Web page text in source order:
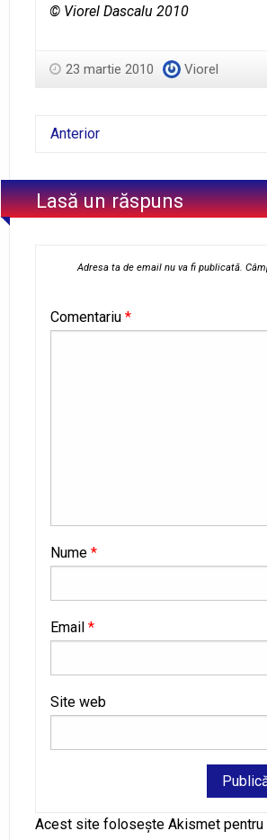
© Viorel Dascalu 2010
23 martie 2010 Viorel
Anterior
Lasă un răspuns
Adresa ta de email nu va fi publicată.
Comentariu *
Nume *
Email *
Site web
Alternative:
Acest site folosește Akismet pentru